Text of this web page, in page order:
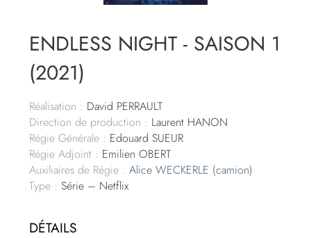
ENDLESS NIGHT - SAISON 1
(2021)
Réalisation : David PERRAULT
Direction de production : Laurent HANON
Régie Générale : Edouard SUEUR
Régie Adjoint : Emilien OBERT
Auxiliaires de Régie :Alice WECKERLE (camion)
Type : Série – Netflix
DÉTAILS